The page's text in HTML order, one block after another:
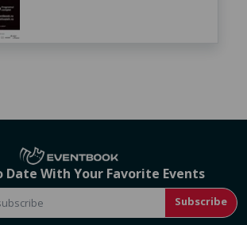
Date With Your Favorite Events
Subscribe